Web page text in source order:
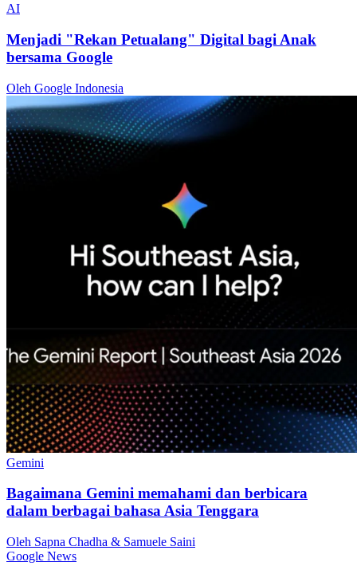
AI
Menjadi "Rekan Petualang" Digital bagi Anak
bersama Google
Oleh Google Indonesia
Gemini
Bagaimana Gemini memahami dan berbicara
dalam berbagai bahasa Asia Tenggara
Oleh Sapna Chadha & Samuele Saini
Google News